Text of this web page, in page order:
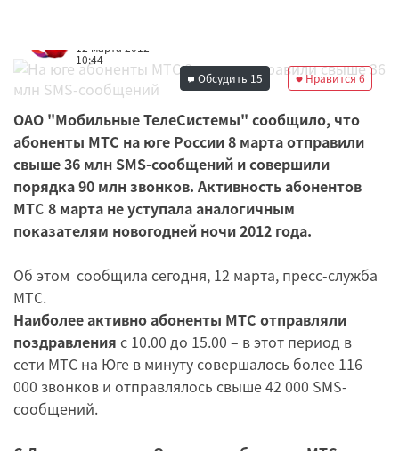
12 марта 2012
10:44
Нравится6
Обсудить 15
ОАО "Мобильные ТелеСистемы" сообщило, что
абоненты МТС на юге России 8 марта отправили
свыше 36 млн SMS-сообщений и совершили
порядка 90 млн звонков. Активность абонентов
МТС 8 марта не уступала аналогичным
показателям новогодней ночи 2012 года.
Об этом сообщила сегодня, 12 марта, пресс-служба
МТС.
Наиболее активно абоненты МТС отправляли
поздравления с 10.00 до 15.00 – в этот период в
сети МТС на Юге в минуту совершалось более 116
000 звонков и отправлялось свыше 42 000 SMS-
сообщений.